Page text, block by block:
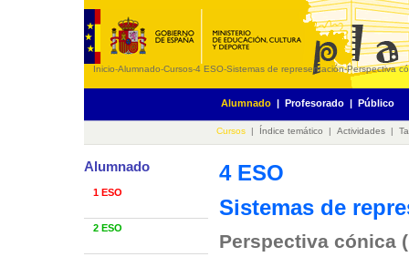
Inicio-Alumnado-Cursos-4 ESO-Sistemas de representación-Perspectiva
Alumnado | Profesorado | Público
Cursos | Índice temático | Actividades |
Alumnado
1 ESO
2 ESO
4 ESO
Sistemas de
Perspectiva cónica